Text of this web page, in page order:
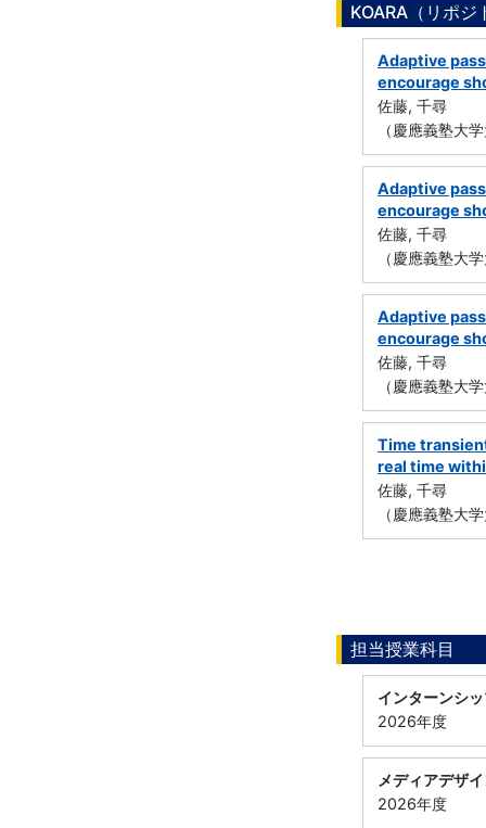
KOARA（リポ
Adaptive
encourage
佐藤, 千尋
（慶應義塾大
Adaptive
encourage
佐藤, 千尋
（慶應義塾大
Adaptive
encourage
佐藤, 千尋
（慶應義塾大
Time
real time
佐藤, 千尋
（慶應義塾大
担当授業科目
インターンシ
2026年度
メディアデザ
2026年度